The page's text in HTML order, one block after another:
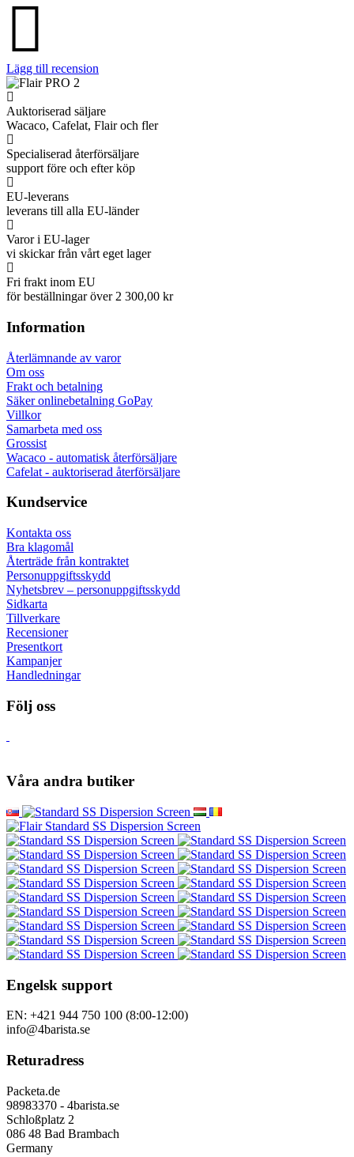
Lägg till recension
Auktoriserad säljare
Wacaco, Cafelat, Flair och fler
Specialiserad återförsäljare
support före och efter köp
EU-leverans
leverans till alla EU-länder
Varor i EU-lager
vi skickar från vårt eget lager
Fri frakt inom EU
för beställningar över 2 300,00 kr
Information
Återlämnande av varor
Om oss
Frakt och betalning
Säker onlinebetalning GoPay
Villkor
Samarbeta med oss
Grossist
Wacaco - automatisk återförsäljare
Cafelat - auktoriserad återförsäljare
Kundservice
Kontakta oss
Bra klagomål
Återträde från kontraktet
Personuppgiftsskydd
Nyhetsbrev – personuppgiftsskydd
Sidkarta
Tillverkare
Recensioner
Presentkort
Kampanjer
Handledningar
Följ oss
Våra andra butiker
Engelsk support
EN: +421 944 750 100 (8:00-12:00)
info@4barista.se
Returadress
Packeta.de
98983370 - 4barista.se
Schloßplatz 2
086 48 Bad Brambach
Germany